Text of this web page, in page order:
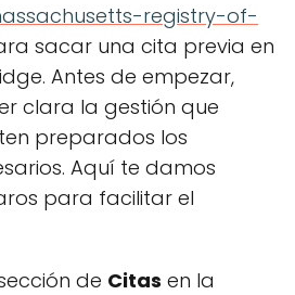
registry-of-
sacar una cita previa en
Antes de empezar,
clara la gestión que
preparados los
Aquí te damos
para facilitar el
de Citas en la